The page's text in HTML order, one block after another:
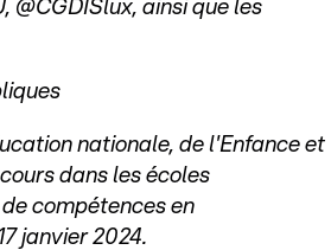
@CGDISlux, ainsi que les
nationale, de l'Enfance et
dans les écoles
compétences en
janvier 2024.